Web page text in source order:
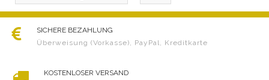
SICHERE BEZAHLUNG
Überweisung (Vorkasse), PayPal, Kreditkarte
KOSTENLOSER VERSAND